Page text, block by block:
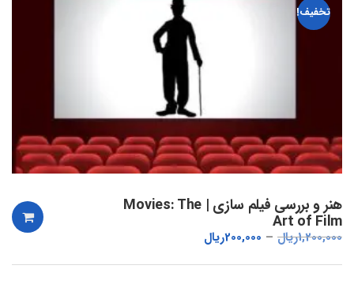
تخفیف!
هنر و بررسی فیلم سازی | Movies: The
Art of Film
1,200,000ریال 200,000ریال